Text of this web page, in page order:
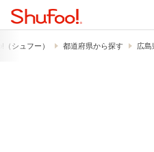
シュフー） 都道府県から探す 広島